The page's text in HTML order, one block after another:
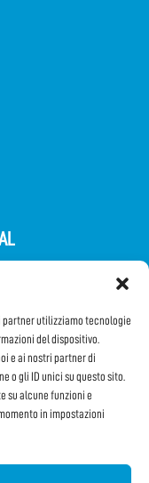
partner utilizziamo tecnologie
del dispositivo.
e ai nostri partner di
o gli ID unici su questo sito.
su alcune funzioni e
in impostazioni